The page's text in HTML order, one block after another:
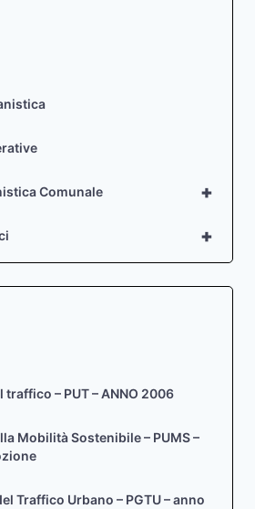
+
Comunale
+
traffico – PUT – ANNO 2006
Mobilità Sostenibile – PUMS –
Traffico Urbano – PGTU – anno